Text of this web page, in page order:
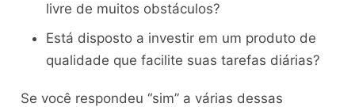
livre de muitos obstáculos?
Está disposto a investir em um produto de
qualidade que facilite suas tarefas diárias?
Se você respondeu “sim” a várias dessas